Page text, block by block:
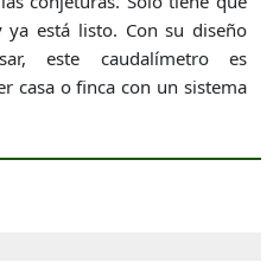
está listo. Con su diseño
este caudalímetro es
casa o finca con un sistema